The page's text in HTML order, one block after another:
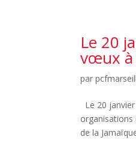
Le 20
vœux à
par
Le 20
organisations
de la